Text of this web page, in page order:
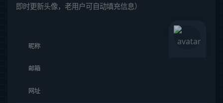
即时更新头像，老用户可自动填充信息）